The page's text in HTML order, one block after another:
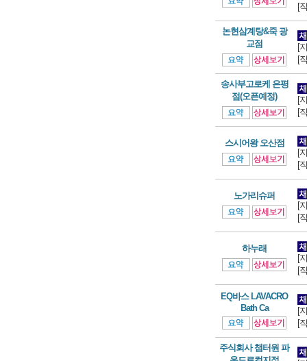
[
논현삼계탕&죽 광
교점
[
[
송사부고로케 은평
점(오픈예정)
[
[
스시어왕 오산점
[
[
노가리슈퍼
[
[
하누래
[
[
EQ바스 LAVACRO
Bath Ca
[
[
주식회사 챕터원 파